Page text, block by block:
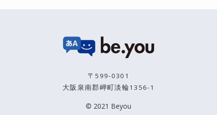
〒599-0301
大阪泉南郡岬町淡輪1356-1
© 2021 Beyou